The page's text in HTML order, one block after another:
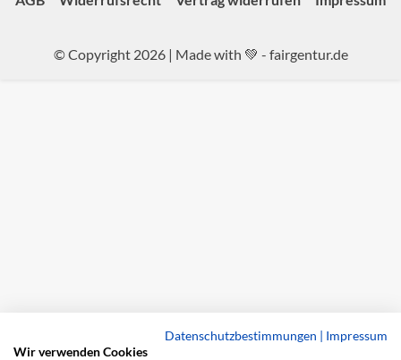
© Copyright 2026 | Made with 💚 - fairgentur.de
Datenschutzbestimmungen | Impressum
Wir verwenden Cookies